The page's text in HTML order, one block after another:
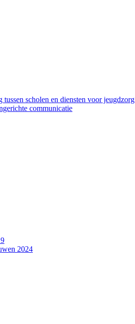
scholen en diensten voor jeugdzorg
communicatie
2024